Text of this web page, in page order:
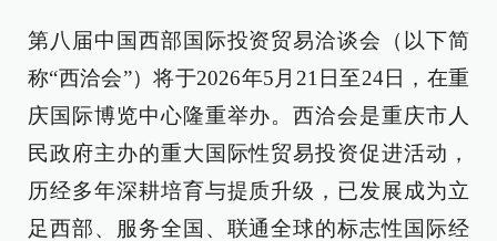
第八届中国西部国际投资贸易洽谈会（以下简
称“西洽会”）将于2026年5月21日至24日，在重
庆国际博览中心隆重举办。西洽会是重庆市人
民政府主办的重大国际性贸易投资促进活动，
历经多年深耕培育与提质升级，已发展成为立
足西部、服务全国、联通全球的标志性国际经